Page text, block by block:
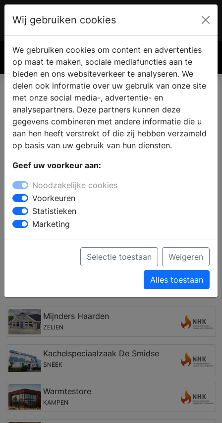
€ 0.00
Koop een haard of kachel in Ee
Een open haard of houtkachel is een aanwinst voor
elke woning. Woont u in de omgeving van Ee? Dan
kunt u bij een haardenspecialist terecht voor
u de mogelijkheid om verschillende modellen te
bezichtigen, of het nu gaat om een open haard, een
gashaard, een tunnelhaard, een pellet kachel of een
cv houthaard. Zo kunt u een eigen haard vinden, die
Open haarden winkel in de regio Ee
Mijnders Haarden
ZEIJEN
Kachelspeciaalzaak De Smidse
SNEEK
Warmtestore
KAMPEN
Wij gebruiken cookies
We gebruiken cookies om content en advertenties
op maat te maken, sociale mediafuncties aan te
bieden en ons websiteverkeer te analyseren. We
delen ook informatie over uw gebruik van onze site
met onze social media-, advertentie- en
analysepartners. Deze partners kunnen deze
gegevens combineren met andere informatie die u
aan hen heeft verstrekt of die zij hebben verzameld
op basis van uw gebruik van hun diensten.
Geef uw voorkeur aan:
Noodzakelijke cookies
Voorkeuren
Statistieken
Marketing
Selectie toestaan Weigeren
Alles toestaan